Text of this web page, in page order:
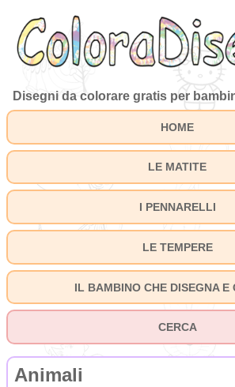
Disegni da colorare gratis per
HOME
LE MATITE
I PENNARELLI
LE TEMPERE
IL BAMBINO CHE DISEGNA E
CERCA
Animali